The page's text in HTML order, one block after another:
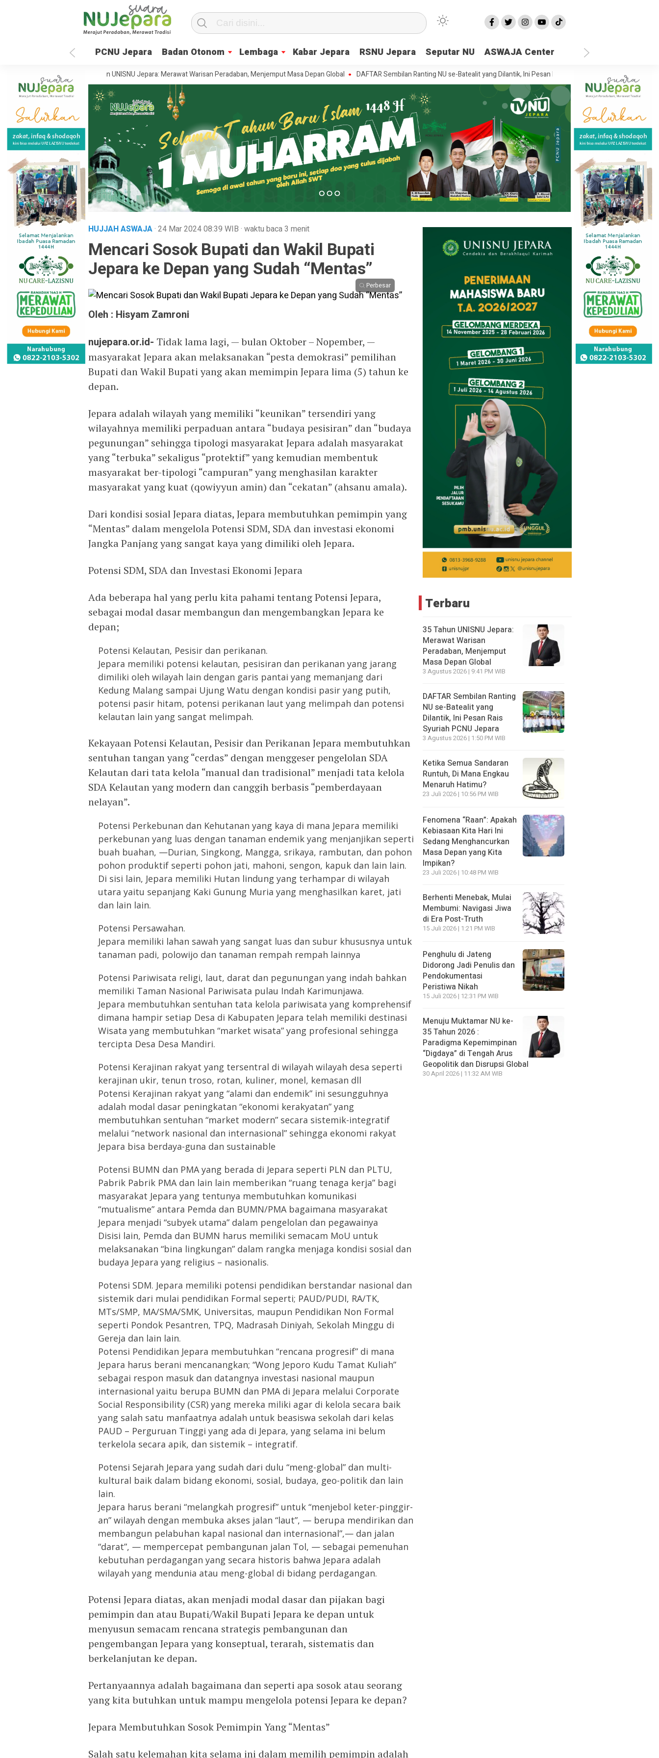
PCNU Jepara Badan Otonom Lembaga Kabar Jepara RSNU Jepara Seputar NU ASWAJA Center
35 Tahun UNISNU Jepara: Merawat Warisan Peradaban, Menjemput Masa Depan Global DAFTAR Sembilan Ranting NU se-Batealit yang Dilantik, Ini Pesan Rais Syuriah PCNU Jepara Ketika
HUJJAH ASWAJA· 24 Mar 202408:39 WIB · waktu baca 3 menit
Mencari Sosok Bupati dan Wakil Bupati
Jepara ke Depan yang Sudah “Mentas”
Perbesar
Oleh : Hisyam Zamroni
nujepara.or.id- Tidak lama lagi, — bulan Oktober – Nopember, —
masyarakat Jepara akan melaksanakan “pesta demokrasi” pemilihan
Bupati dan Wakil Bupati yang akan memimpin Jepara lima (5) tahun ke
depan.
Jepara adalah wilayah yang memiliki “keunikan” tersendiri yang
wilayahnya memiliki perpaduan antara “budaya pesisiran” dan “budaya
pegunungan” sehingga tipologi masyarakat Jepara adalah masyarakat
yang “terbuka” sekaligus “protektif” yang kemudian membentuk
masyarakat ber-tipologi “campuran” yang menghasilan karakter
masyarakat yang kuat (qowiyyun amin) dan “cekatan” (ahsanu amala).
Dari kondisi sosial Jepara diatas, Jepara membutuhkan pemimpin yang
“Mentas” dalam mengelola Potensi SDM, SDA dan investasi ekonomi
Jangka Panjang yang sangat kaya yang dimiliki oleh Jepara.
Potensi SDM, SDA dan Investasi Ekonomi Jepara
Ada beberapa hal yang perlu kita pahami tentang Potensi Jepara,
sebagai modal dasar membangun dan mengembangkan Jepara ke
depan;
Potensi Kelautan, Pesisir dan perikanan.
Jepara memiliki potensi kelautan, pesisiran dan perikanan yang jarang
dimiliki oleh wilayah lain dengan garis pantai yang memanjang dari
Kedung Malang sampai Ujung Watu dengan kondisi pasir yang putih,
potensi pasir hitam, potensi perikanan laut yang melimpah dan potensi
kelautan lain yang sangat melimpah.
Kekayaan Potensi Kelautan, Pesisir dan Perikanan Jepara membutuhkan
sentuhan tangan yang “cerdas” dengan menggeser pengelolan SDA
Kelautan dari tata kelola “manual dan tradisional” menjadi tata kelola
SDA Kelautan yang modern dan canggih berbasis “pemberdayaan
nelayan”.
Potensi Perkebunan dan Kehutanan yang kaya di mana Jepara memiliki
perkebunan yang luas dengan tanaman endemik yang menjanjikan seperti
buah buahan, —Durian, Singkong, Mangga, srikaya, rambutan, dan pohon
pohon produktif seperti pohon jati, mahoni, sengon, kapuk dan lain lain.
Di sisi lain, Jepara memiliki Hutan lindung yang terhampar di wilayah
utara yaitu sepanjang Kaki Gunung Muria yang menghasilkan karet, jati
dan lain lain.
Potensi Persawahan.
Jepara memiliki lahan sawah yang sangat luas dan subur khususnya untuk
tanaman padi, polowijo dan tanaman rempah rempah lainnya
Potensi Pariwisata religi, laut, darat dan pegunungan yang indah bahkan
memiliki Taman Nasional Pariwisata pulau Indah Karimunjawa.
Jepara membutuhkan sentuhan tata kelola pariwisata yang komprehensif
dimana hampir setiap Desa di Kabupaten Jepara telah memiliki destinasi
Wisata yang membutuhkan “market wisata” yang profesional sehingga
tercipta Desa Desa Mandiri.
Potensi Kerajinan rakyat yang tersentral di wilayah wilayah desa seperti
kerajinan ukir, tenun troso, rotan, kuliner, monel, kemasan dll
Potensi Kerajinan rakyat yang “alami dan endemik” ini sesungguhnya
adalah modal dasar peningkatan “ekonomi kerakyatan” yang
membutuhkan sentuhan “market modern” secara sistemik-integratif
melalui “network nasional dan internasional” sehingga ekonomi rakyat
Jepara bisa berdaya-guna dan sustainable
Potensi BUMN dan PMA yang berada di Jepara seperti PLN dan PLTU,
Pabrik Pabrik PMA dan lain lain memberikan “ruang tenaga kerja” bagi
masyarakat Jepara yang tentunya membutuhkan komunikasi
“mutualisme” antara Pemda dan BUMN/PMA bagaimana masyarakat
Jepara menjadi “subyek utama” dalam pengelolan dan pegawainya
Disisi lain, Pemda dan BUMN harus memiliki semacam MoU untuk
melaksanakan “bina lingkungan” dalam rangka menjaga kondisi sosial dan
budaya Jepara yang religius – nasionalis.
Potensi SDM. Jepara memiliki potensi pendidikan berstandar nasional dan
sistemik dari mulai pendidikan Formal seperti; PAUD/PUDI, RA/TK,
MTs/SMP, MA/SMA/SMK, Universitas, maupun Pendidikan Non Formal
seperti Pondok Pesantren, TPQ, Madrasah Diniyah, Sekolah Minggu di
Gereja dan lain lain.
Potensi Pendidikan Jepara membutuhkan “rencana progresif” di mana
Jepara harus berani mencanangkan; “Wong Jeporo Kudu Tamat Kuliah”
sebagai respon masuk dan datangnya investasi nasional maupun
internasional yaitu berupa BUMN dan PMA di Jepara melalui Corporate
Social Responsibility (CSR) yang mereka miliki agar di kelola secara baik
yang salah satu manfaatnya adalah untuk beasiswa sekolah dari kelas
PAUD – Perguruan Tinggi yang ada di Jepara, yang selama ini belum
terkelola secara apik, dan sistemik – integratif.
Potensi Sejarah Jepara yang sudah dari dulu “meng-global” dan multi-
kultural baik dalam bidang ekonomi, sosial, budaya, geo-politik dan lain
lain.
Jepara harus berani “melangkah progresif” untuk “menjebol keter-pinggir-
an” wilayah dengan membuka akses jalan “laut”, — berupa mendirikan dan
membangun pelabuhan kapal nasional dan internasional”,— dan jalan
“darat”, — mempercepat pembangunan jalan Tol, — sebagai pemenuhan
kebutuhan perdagangan yang secara historis bahwa Jepara adalah
wilayah yang mendunia atau meng-global di bidang perdagangan.
Potensi Jepara diatas, akan menjadi modal dasar dan pijakan bagi
pemimpin dan atau Bupati/Wakil Bupati Jepara ke depan untuk
menyusun semacam rencana strategis pembangunan dan
pengembangan Jepara yang konseptual, terarah, sistematis dan
berkelanjutan ke depan.
Pertanyaannya adalah bagaimana dan seperti apa sosok atau seorang
yang kita butuhkan untuk mampu mengelola potensi Jepara ke depan?
Jepara Membutuhkan Sosok Pemimpin Yang “Mentas”
Salah satu kelemahan kita selama ini dalam memilih pemimpin adalah
Terbaru
35 Tahun UNISNU Jepara:
Merawat Warisan
Peradaban, Menjemput
Masa Depan Global
3 Agustus 2026 | 9:41 PM WIB
DAFTAR Sembilan Ranting
NU se-Batealit yang
Dilantik, Ini Pesan Rais
Syuriah PCNU Jepara
3 Agustus 2026 | 1:50 PM WIB
Ketika Semua Sandaran
Runtuh, Di Mana Engkau
Menaruh Hatimu?
23 Juli 2026 | 10:56 PM WIB
Fenomena “Raan”: Apakah
Kebiasaan Kita Hari Ini
Sedang Menghancurkan
Masa Depan yang Kita
Impikan?
23 Juli 2026 | 10:48 PM WIB
Berhenti Menebak, Mulai
Membumi: Navigasi Jiwa
di Era Post-Truth
15 Juli 2026 | 1:21 PM WIB
Penghulu di Jateng
Didorong Jadi Penulis dan
Pendokumentasi
Peristiwa Nikah
15 Juli 2026 | 12:31 PM WIB
Menuju Muktamar NU ke-
35 Tahun 2026 :
Paradigma Kepemimpinan
“Digdaya” di Tengah Arus
Geopolitik dan Disrupsi Global
30 April 2026 | 11:32 AM WIB